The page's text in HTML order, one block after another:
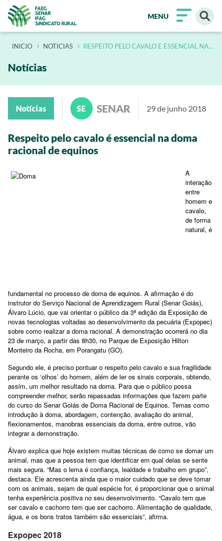
MENU
INÍCIO NOTICIAS RESPEITO PELO CAVALO E ESSENCIAL NA
Notícias
Notícias SE SENAR 29 de junho 2018
Respeito pelo cavalo é essencial na doma
racional de equinos
A
interação
entre
homem e
cavalo,
de forma
natural, é
fundamental no processo de doma de equinos. A afirmação é do
instrutor do Serviço Nacional de Aprendizagem Rural (Senar Goiás),
Álvaro Lúcio, que vai orientar o público da 3ª edição da Exposição de
novas tecnologias voltadas ao desenvolvimento da pecuária (Expopec)
sobre como realizar a doma racional. A demonstração ocorrerá no dia
23 de março, a partir das 8h30, no Parque de Exposição Hilton
Monteiro da Rocha, em Porangatu (GO).
Segundo ele, é preciso pontuar o respeito pelo cavalo e sua fragilidade
perante os ‘olhos’ do homem, além de ler os sinais corporais, obtendo,
assim, um melhor resultado na doma. Para que o público possa
compreender melhor, serão repassadas informações que fazem parte
do curso do Senar Goiás de Doma Racional de Equinos. Temas como
introdução à doma, abordagem, contenção, avaliação do animal,
flexionamentos, manobras essenciais da doma, entre outros, vão
integrar a demonstração.
Álvaro explica que hoje existem muitas técnicas de como se domar um
animal, mas que a pessoa tem que identificar em qual delas se sente
mais segura. “Mas o lema é confiança, lealdade e trabalho em grupo”,
destaca. Ele acrescenta ainda que o maior cuidado que se deve tomar
com os animais, sejam de qual espécie for, é proporcionar que o animal
tenha experiência positiva no seu desenvolvimento. “Cavalo tem que
ser cavalo e cachorro tem que ser cachorro. Alimentação de qualidade,
água, e os bons tratos também são essenciais”, afirma.
Expopec 2018